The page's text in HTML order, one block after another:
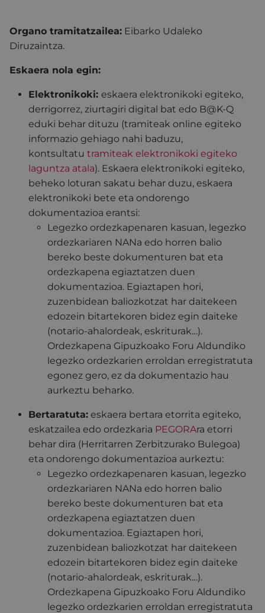
Organo tramitatzailea: Eibarko Udaleko
Diruzaintza.
Eskaera nola egin:
Elektronikoki: eskaera elektronikoki egiteko,
derrigorrez, ziurtagiri digital bat edo B@K-Q
eduki behar dituzu (tramiteak online egiteko
informazio gehiago nahi baduzu,
kontsultatu tramiteak elektronikoki egiteko
laguntza atala). Eskaera elektronikoki egiteko,
beheko loturan sakatu behar duzu, eskaera
elektronikoki bete eta ondorengo
dokumentazioa erantsi:
Legezko ordezkapenaren kasuan, legezko
ordezkariaren NANa edo horren balio
bereko beste dokumenturen bat eta
ordezkapena egiaztatzen duen
dokumentazioa. Egiaztapen hori,
zuzenbidean baliozkotzat har daitekeen
edozein bitartekoren bidez egin daiteke
(notario-ahalordeak, eskriturak…).
Ordezkapena Gipuzkoako Foru Aldundiko
legezko ordezkarien erroldan erregistratuta
egonez gero, ez da dokumentazio hau
aurkeztu beharko.
Bertaratuta: eskaera bertara etorrita egiteko,
eskatzailea edo ordezkaria PEGORAra etorri
behar dira (Herritarren Zerbitzurako Bulegoa)
eta ondorengo dokumentazioa aurkeztu:
Legezko ordezkapenaren kasuan, legezko
ordezkariaren NANa edo horren balio
bereko beste dokumenturen bat eta
ordezkapena egiaztatzen duen
dokumentazioa. Egiaztapen hori,
zuzenbidean baliozkotzat har daitekeen
edozein bitartekoren bidez egin daiteke
(notario-ahalordeak, eskriturak…).
Ordezkapena Gipuzkoako Foru Aldundiko
legezko ordezkarien erroldan erregistratuta